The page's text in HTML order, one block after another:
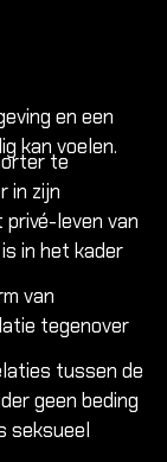
en een
kan voelen.
te
in zijn
leven van
in het kader
van
tegenover
tussen de
geen beding
seksueel